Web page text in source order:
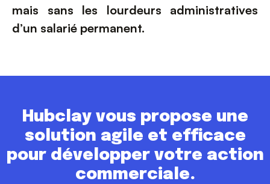
mais sans les lourdeurs administratives
d’un salarié permanent.
Hubclay vous propose une
solution agile et efficace
pour développer votre action
commerciale.